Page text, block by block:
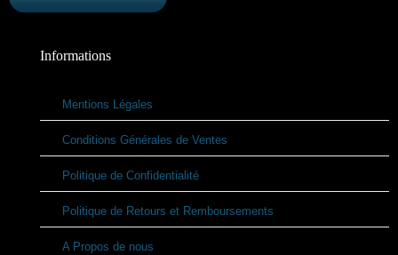
Informations
Mentions Légales
Conditions Générales de Ventes
Politique de Confidentialité
Politique de Retours et Remboursements
A Propos de nous